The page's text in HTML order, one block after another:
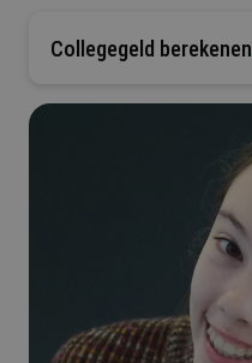
Collegegeld berekenen